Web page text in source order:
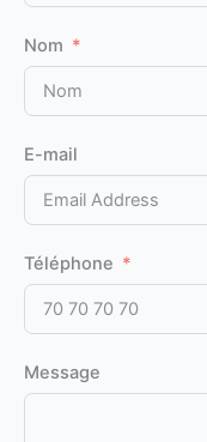
Nom
E-mail
Téléphone
Message